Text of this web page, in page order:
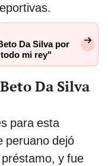
Da Silva por
mi rey"
Da Silva
para esta
peruano dejó
y fue